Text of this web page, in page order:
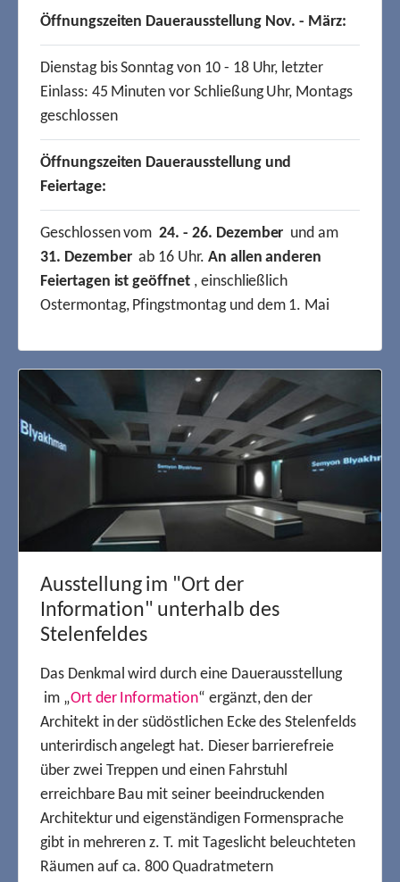
Ausstellung im "Ort der
Information" unterhalb des
Stelenfeldes
Das Denkmal wird durch eine Dauerausstellung
im „Ort der Information“ ergänzt, den der
Architekt in der südöstlichen Ecke des Stelenfelds
unterirdisch angelegt hat. Dieser barrierefreie
über zwei Treppen und einen Fahrstuhl
erreichbare Bau mit seiner beeindruckenden
Architektur und eigenständigen Formensprache
gibt in mehreren z. T. mit Tageslicht beleuchteten
Räumen auf ca. 800 Quadratmetern
Öffnungszeiten Dauerausstellung Nov. - März:
Dienstag bis Sonntag von 10 - 18 Uhr, letzter
Einlass: 45 Minuten vor Schließung Uhr, Montags
geschlossen
Öffnungszeiten Dauerausstellung und
Feiertage:
Geschlossen vom24. - 26. Dezember und am
31. Dezemberab 16 Uhr. An allen anderen
Feiertagen ist geöffnet, einschließlich
Ostermontag, Pfingstmontag und dem 1. Mai